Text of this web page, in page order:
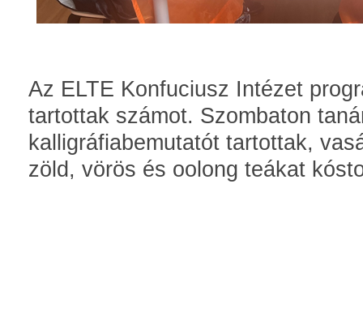
Az ELTE Konfuciusz Intézet
tartottak számot. Szombaton
kalligráfiabemutatót tartottak,
zöld, vörös és oolong teákat